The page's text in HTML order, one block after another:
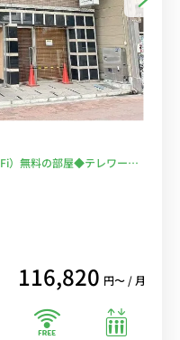
）無料の部屋◆テレワー
出来ます！
116,820 円〜 / 月